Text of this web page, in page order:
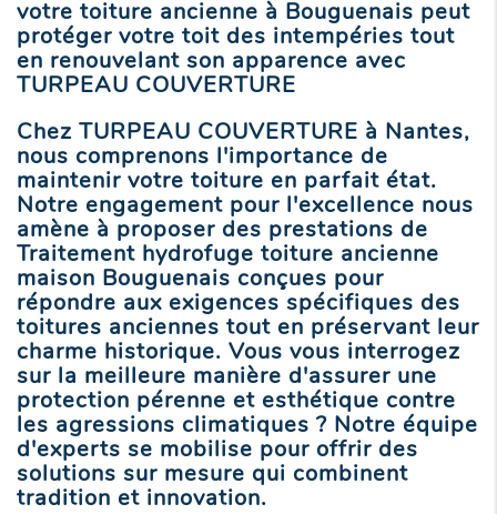
votre toiture ancienne à Bouguenais peut
protéger votre toit des intempéries tout
en renouvelant son apparence avec
TURPEAU COUVERTURE
Chez TURPEAU COUVERTURE à Nantes,
nous comprenons l'importance de
maintenir votre toiture en parfait état.
Notre engagement pour l'excellence nous
amène à proposer des prestations de
Traitement hydrofuge toiture ancienne
maison Bouguenais conçues pour
répondre aux exigences spécifiques des
toitures anciennes tout en préservant leur
charme historique. Vous vous interrogez
sur la meilleure manière d'assurer une
protection pérenne et esthétique contre
les agressions climatiques ? Notre équipe
d'experts se mobilise pour offrir des
solutions sur mesure qui combinent
tradition et innovation.